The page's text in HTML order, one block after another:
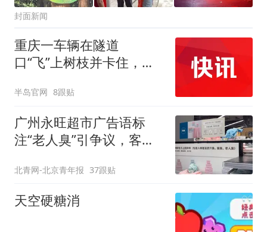
封面新闻
重庆一车辆在隧道
口“飞”上树枝并卡住，消
半岛官网 8跟贴
广州永旺超市广告语标
注“老人臭”引争议，客服
北青网-北京青年报 37跟贴
天空硬糖消